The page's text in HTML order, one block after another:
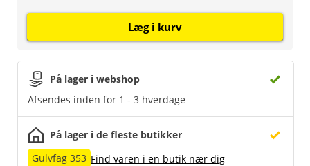
På lager i webshop
Afsendes inden for 1 - 3 hverdage
På lager i de fleste butikker
Gulvfag 353 Find varen i en butik nær dig
Læg i kurv